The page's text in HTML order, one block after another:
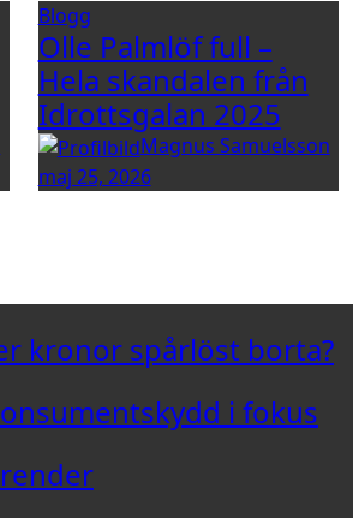
Blogg
Olle Palmlöf full –
Hela skandalen från
Idrottsgalan 2025
Magnus Samuelsson
maj 25, 2026
kronor spårlöst borta?
i fokus